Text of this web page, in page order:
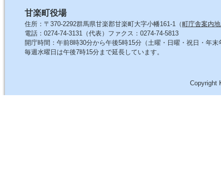
甘楽町役場
住所：〒370-2292群馬県甘楽郡甘楽町大字小幡161-1（町庁舎案内
電話：0274-74-3131（代表）ファクス：0274-74-5813
開庁時間：午前8時30分から午後5時15分（土曜・日曜・祝日・年末
毎週水曜日は午後7時15分まで延長しています。
Copyright